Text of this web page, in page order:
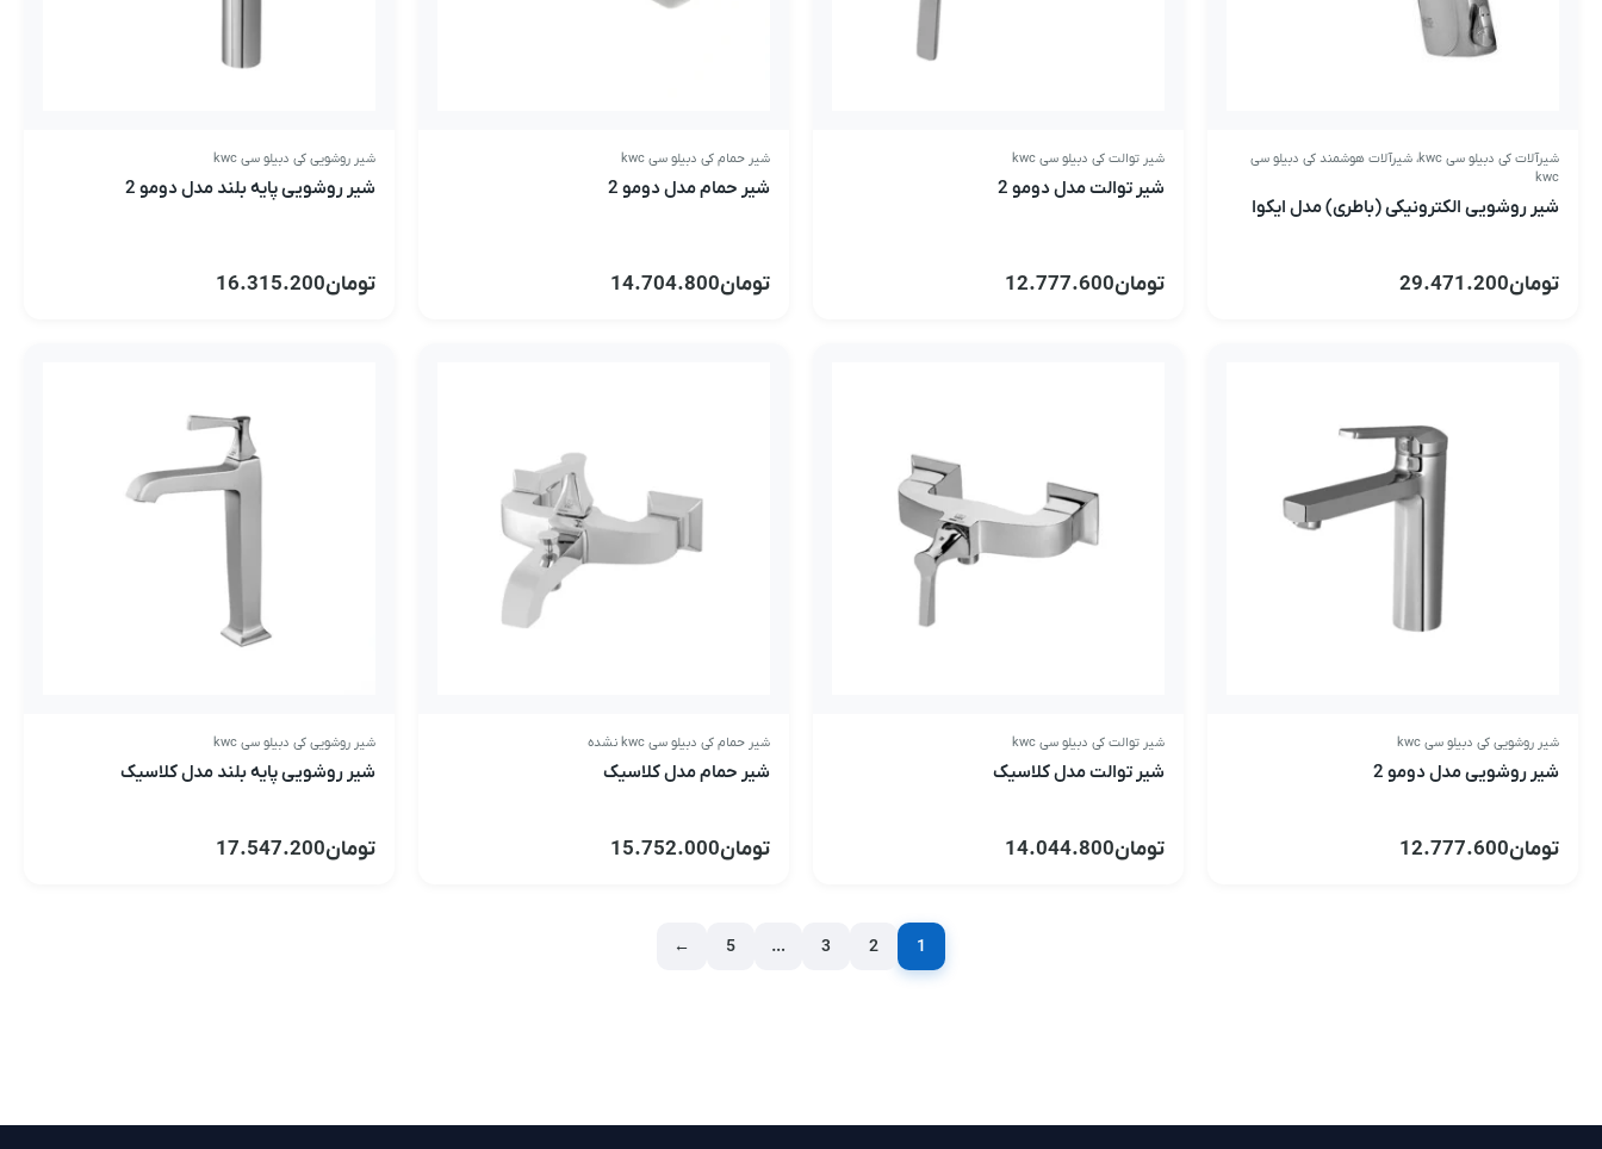
شیرآلات کی دبیلو سی kwc ، شیرآلات هوشمند کی دبیلو سی
kwc
شیر روشویی الکترونیکی (باطری) مدل ایکوا
تومان29.471.200
شیر توالت کی دبیلو سی kwc
شیر توالت مدل دومو 2
تومان12.777.600
شیر حمام کی دبیلو سی kwc
شیر حمام مدل دومو 2
تومان14.704.800
شیر روشویی کی دبیلو سی kwc
شیر روشویی پایه بلند مدل دومو 2
تومان16.315.200
شیر روشویی کی دبیلو سی kwc
شیر روشویی مدل دومو 2
تومان12.777.600
شیر توالت کی دبیلو سی kwc
شیر توالت مدل کلاسیک
تومان14.044.800
شیر حمام کی دبیلو سی kwc نشده
شیر حمام مدل کلاسیک
تومان15.752.000
شیر روشویی کی دبیلو سی kwc
شیر روشویی پایه بلند مدل کلاسیک
تومان17.547.200
1
2
3
…
5
←